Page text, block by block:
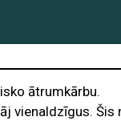
ātrumkārbu.
vienaldzīgus.